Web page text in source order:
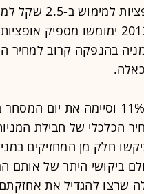
והחברה קיוותה כי לקראת 2013
בהנפקה קרוב למחיר
חלק מן המחזיקים
ביקושי היתר של אותם
שרצו להגדיל את